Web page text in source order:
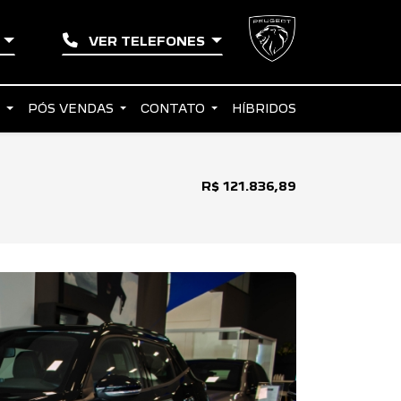
VER TELEFONES
PÓS VENDAS CONTATO HÍBRIDOS
R$ 121.836,89